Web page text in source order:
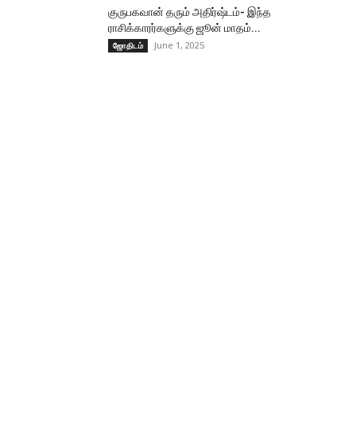
குருபகவான் தரும் அதிர்ஷ்டம்- இந்த
ராசிக்காரர்களுக்கு ஜூன் மாதம்...
ஜோதிடம் June 1, 2025